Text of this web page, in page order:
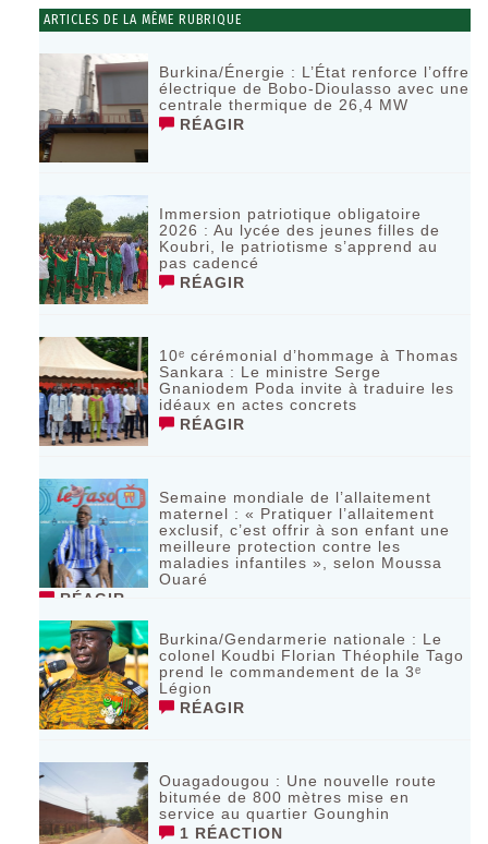
ARTICLES DE LA MÊME RUBRIQUE
Burkina/Énergie : L’État renforce l’offre
électrique de Bobo-Dioulasso avec une
centrale thermique de 26,4 MW
RÉAGIR
Immersion patriotique obligatoire
2026 : Au lycée des jeunes filles de
Koubri, le patriotisme s’apprend au
pas cadencé
RÉAGIR
10ᵉ cérémonial d’hommage à Thomas
Sankara : Le ministre Serge
Gnaniodem Poda invite à traduire les
idéaux en actes concrets
RÉAGIR
Semaine mondiale de l’allaitement
maternel : « Pratiquer l’allaitement
exclusif, c’est offrir à son enfant une
meilleure protection contre les
maladies infantiles », selon Moussa
Ouaré
RÉAGIR
Burkina/Gendarmerie nationale : Le
colonel Koudbi Florian Théophile Tago
prend le commandement de la 3ᵉ
Légion
RÉAGIR
Ouagadougou : Une nouvelle route
bitumée de 800 mètres mise en
service au quartier Gounghin
1 RÉACTION